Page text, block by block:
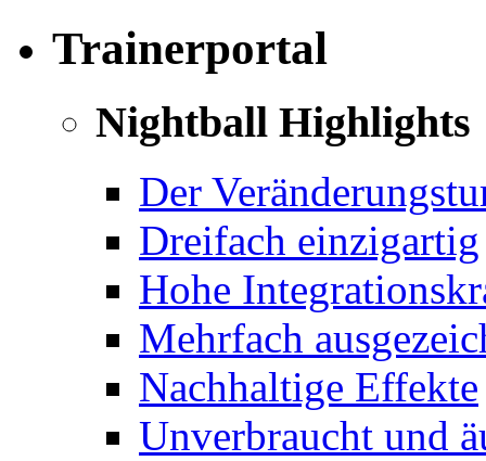
Trainerportal
Nightball Highlights
Der
Dreifach einzigartig
Hohe
Mehrfach
Nachhaltige Effekte
Unverbraucht und